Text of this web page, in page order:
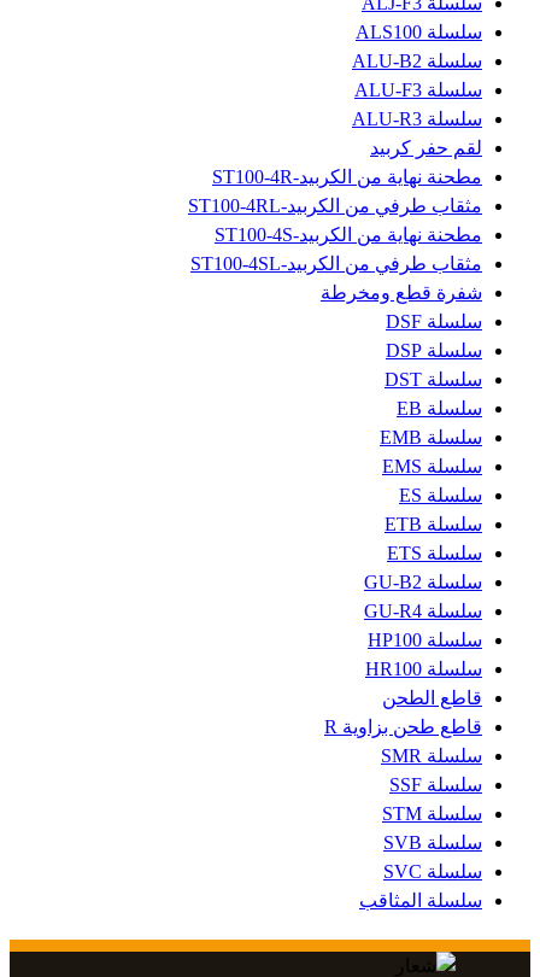
سلسلة ALS100
سلسلة ALU-B2
سلسلة ALU-F3
سلسلة ALU-R3
لقم حفر كربيد
مطحنة نهاية من الكربيد-ST100-4R
مثقاب طرفي من الكربيد-ST100-4RL
مطحنة نهاية من الكربيد-ST100-4S
مثقاب طرفي من الكربيد-ST100-4SL
شفرة قطع ومخرطة
سلسلة DSF
سلسلة DSP
سلسلة DST
سلسلة EB
سلسلة EMB
سلسلة EMS
سلسلة ES
سلسلة ETB
سلسلة ETS
سلسلة GU-B2
سلسلة GU-R4
سلسلة HP100
سلسلة HR100
قاطع الطحن
قاطع طحن بزاوية R
سلسلة SMR
سلسلة SSF
سلسلة STM
سلسلة SVB
سلسلة SVC
سلسلة المثاقب